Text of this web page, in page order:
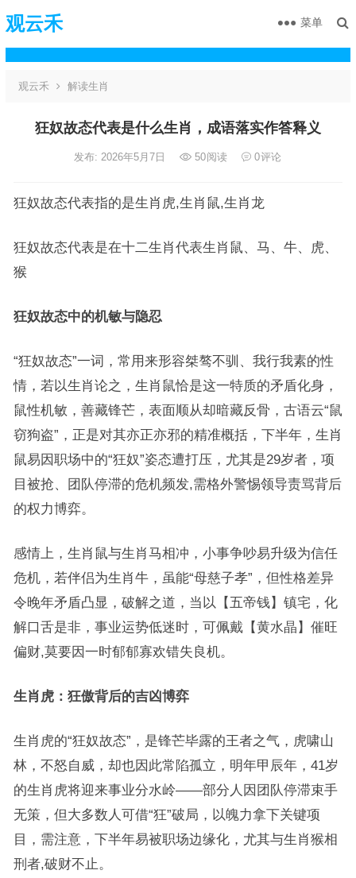
观云禾 菜单
观云禾 解读生肖
狂奴故态代表是什么生肖，成语落实作答释义
发布: 2026年5月7日 50阅读 0评论
狂奴故态代表指的是生肖虎,生肖鼠,生肖龙
狂奴故态代表是在十二生肖代表生肖鼠、马、牛、虎、
猴
狂奴故态中的机敏与隐忍
“狂奴故态”一词，常用来形容桀骜不驯、我行我素的性
情，若以生肖论之，生肖鼠恰是这一特质的矛盾化身，
鼠性机敏，善藏锋芒，表面顺从却暗藏反骨，古语云“鼠
窃狗盗”，正是对其亦正亦邪的精准概括，下半年，生肖
鼠易因职场中的“狂奴”姿态遭打压，尤其是29岁者，项
目被抢、团队停滞的危机频发,需格外警惕领导责骂背后
的权力博弈。
感情上，生肖鼠与生肖马相冲，小事争吵易升级为信任
危机，若伴侣为生肖牛，虽能“母慈子孝”，但性格差异
令晚年矛盾凸显，破解之道，当以【五帝钱】镇宅，化
解口舌是非，事业运势低迷时，可佩戴【黄水晶】催旺
偏财,莫要因一时郁郁寡欢错失良机。
生肖虎：狂傲背后的吉凶博弈
生肖虎的“狂奴故态”，是锋芒毕露的王者之气，虎啸山
林，不怒自威，却也因此常陷孤立，明年甲辰年，41岁
的生肖虎将迎来事业分水岭——部分人因团队停滞束手
无策，但大多数人可借“狂”破局，以魄力拿下关键项
目，需注意，下半年易被职场边缘化，尤其与生肖猴相
刑者,破财不止。